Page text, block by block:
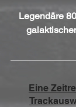
Legendäre
Eine